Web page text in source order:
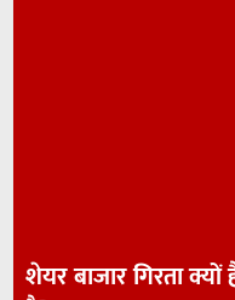
शेयर बाजार गिरता